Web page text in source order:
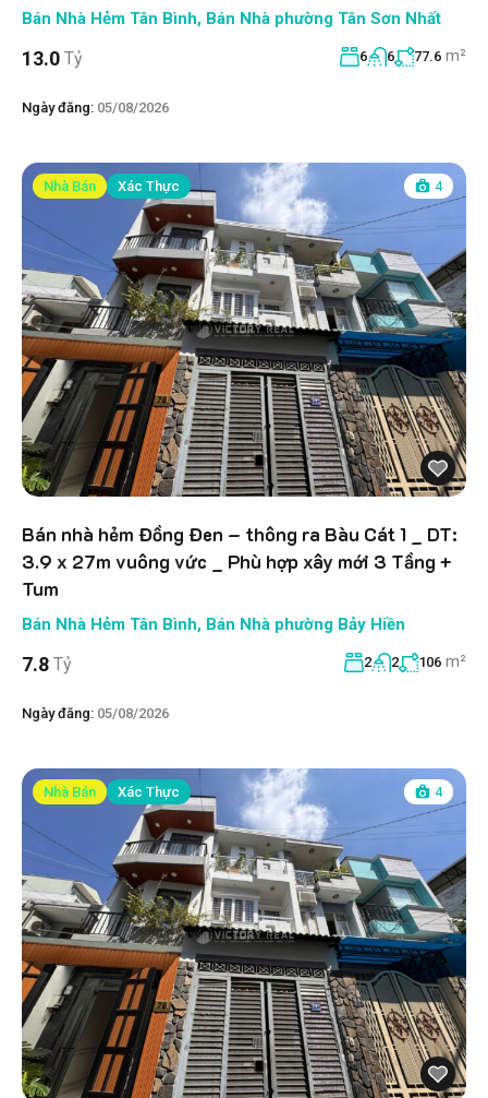
Bán Nhà Hẻm Tân Bình, Bán Nhà phường Tân Sơn Nhất
13.0 Tỷ 6 6 77.6 m²
Ngày đăng: 05/08/2026
Nhà Bán Xác Thực 4
Bán nhà hẻm Đồng Đen – thông ra Bàu Cát 1 _ DT:
3.9 x 27m vuông vức _ Phù hợp xây mới 3 Tầng +
Tum
Bán Nhà Hẻm Tân Bình, Bán Nhà phường Bảy Hiền
7.8 Tỷ 2 2 106 m²
Ngày đăng: 05/08/2026
Nhà Bán Xác Thực 4